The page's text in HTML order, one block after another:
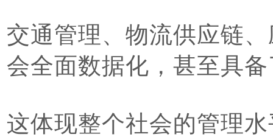
交通管理、物流供应链
会全面数据化，甚至具
这体现整个社会的管理